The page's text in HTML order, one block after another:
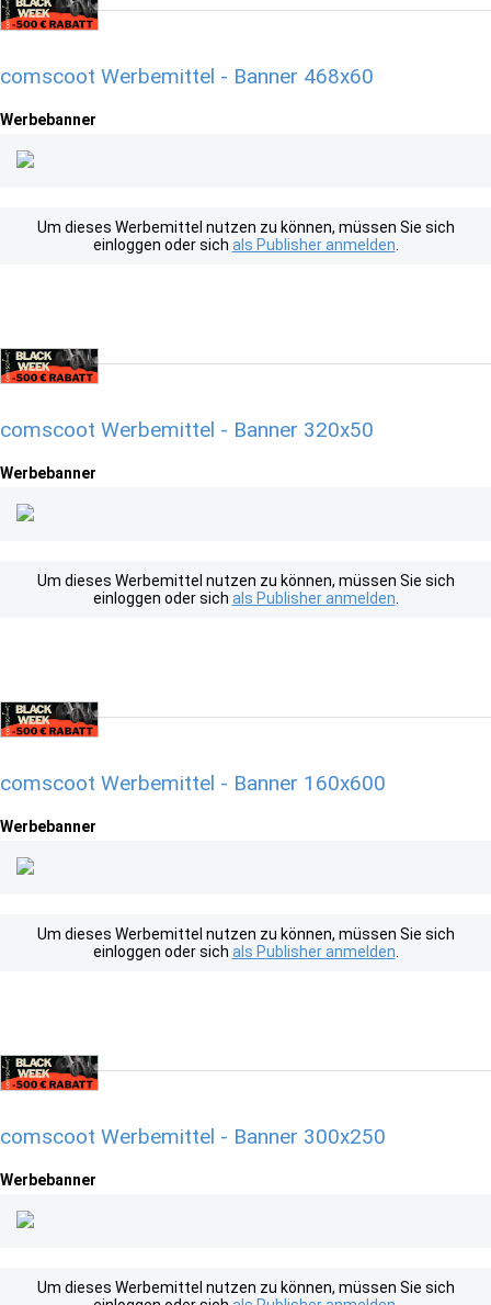
comscoot Werbemittel - Banner 468x60
Werbebanner
Um dieses Werbemittel nutzen zu können, müssen Sie sich
einloggen oder sich als Publisher anmelden
comscoot Werbemittel - Banner 320x50
Werbebanner
Um dieses Werbemittel nutzen zu können, müssen Sie sich
einloggen oder sich als Publisher anmelden
comscoot Werbemittel - Banner 160x600
Werbebanner
Um dieses Werbemittel nutzen zu können, müssen Sie sich
einloggen oder sich als Publisher anmelden
comscoot Werbemittel - Banner 300x250
Werbebanner
Um dieses Werbemittel nutzen zu können, müssen Sie sich